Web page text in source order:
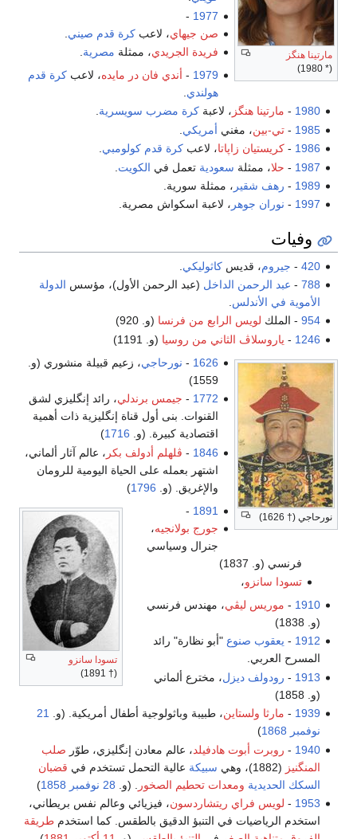
مارتينا هنگز
(* 1980)
1977
-
صن جيهاي، لاعب كرة قدم صيني
فريدة الجريدي، ممثلة مصرية
1979
- أندي فان در مايده، لاعب كرة قدم
هولندي
1980
- مارتينا هنگز ، لاعبةكرة مضرب سويسرية.
1985
-تي-بين، مغني أمريكي
1986
-كريستيان زاپاتا، لاعبكرة قدم كولومبي
1987
- حلا، ممثلة سعودية تعمل في الكويت
1989
- رهف شقير ، ممثلة سورية.
1997
- نوران جوهر ، لاعبة اسكواش مصرية.
وفيات
420
- جيروم، قديسكاثوليكي
788
- عبد الرحمن الداخل (عبد الرحمن الأول)، مؤسس الدولة
الأموية في الأندلس
954 - الملك لويس الرابع من فرنسا (و. 920)
1246
- ياروسلاڤ الثاني من روسيا (و. 1191)
نورحاجي († 1626)
1626
- نورحاجي، زعيم قبيلة منشوري (و.
1559)
1772
- جيمس برندلي، رائد إنگليزي لشق
القنوات. بنى أول قناة إنگليزية ذات أهمية
اقتصادية كبيرة. (و. 1716
)
1846
- ڤلهلم أدولف بكر ، عالم آثار ألماني،
اشتهر بعمله على الحياة اليومية للرومان
والإغريق. (و. 1796
)
تسودا سانزو
(† 1891)
1891
-
جورج بولانجيه،
جنرال وسياسي
فرنسي (و. 1837)
تسودا سانزو،
1910
- موريس ليڤي، مهندس فرنسي
(و. 1838)
1912
- يعقوب صنوع "أبو نظارة" رائد
المسرح العربي.
1913
- رودولف ديزل، مخترع ألماني
(و. 1858)
1939
- مارثا ولستاين، طبيبة وباثولوجية أطفال أمريكية. (و.
21
نوفمبر 1868
)
1940
- روبرت أبوت هادفيلد، عالم معادن إنگليزي، طوّر صلب
المنگنيز (1882)، وهي سبيكة عالية التحمل تستخدم في قضبان
السكك الحديدية ومعدات تحطيم الصخور . (و. 28 نوفمبر 1858
)
1953
- لويس فراي ريتشاردسون، فيزيائي وعالم نفس بريطاني،
استخدم الرياضيات في التنبؤ الدقيق بالطقس. كما استخدمطريقة